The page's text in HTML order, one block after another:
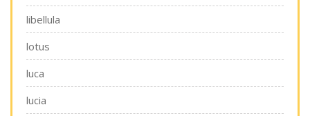
libellula
lotus
luca
lucia